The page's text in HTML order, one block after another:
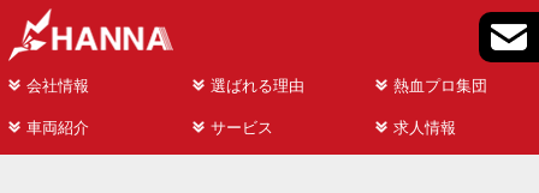
会社情報 選ばれる理由 熱血プロ集団
車両紹介 サービス 求人情報